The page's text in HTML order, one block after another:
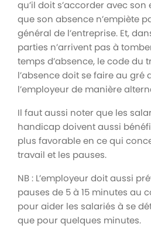
qu’il doit s’accorder avec
que son absence n’empiète
général de l’entreprise. Et,
parties n’arrivent pas à
temps d’absence, le code du
l’absence doit se faire au gré
l’employeur de manière
Il faut aussi noter que les
handicap doivent aussi
plus favorable en ce qui
travail et les pauses.
NB : L’employeur doit aussi
pauses de 5 à 15 minutes au
pour aider les salariés à se
que pour quelques minutes.